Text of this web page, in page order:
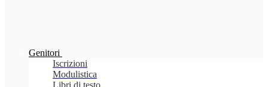
Genitori
Iscrizioni
Modulistica